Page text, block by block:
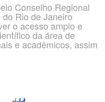
Conselho Regional
Rio de Janeiro
o acesso amplo e
da área de
e acadêmicos, assim